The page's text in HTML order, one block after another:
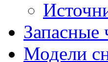
Запасные
Модели